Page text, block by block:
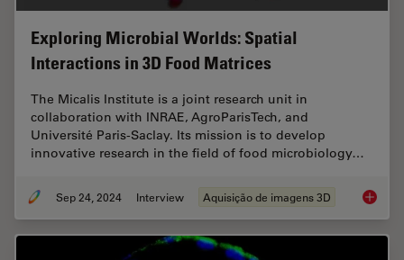
Exploring Microbial Worlds: Spatial
Interactions in 3D Food Matrices
The Micalis Institute is a joint research unit in
collaboration with INRAE, AgroParisTech, and
Université Paris-Saclay. Its mission is to develop
innovative research in the field of food microbiology…
Sep 24, 2024 Interview Aquisição de imagens 3D